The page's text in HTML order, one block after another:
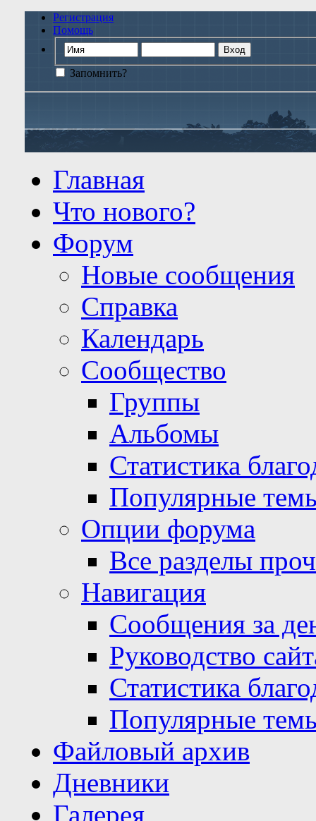
Регистрация
Помощь
Запомнить?
Главная
Что нового?
Форум
Новые сообщения
Справка
Календарь
Сообщество
Группы
Альбомы
Статистика
Популярные
Опции форума
Все разделы
Навигация
Сообщения за
Руководство
Статистика
Популярные
Файловый архив
Дневники
Галерея